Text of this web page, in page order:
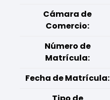
Cámara de
Comercio:
Número de
Matrícula:
Fecha de Matrícula: